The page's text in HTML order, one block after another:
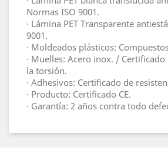
Normas ISO 9001.
· Lámina PET Transparente
9001.
· Moldeados plásticos:
· Muelles: Acero inox. /
la torsión.
· Adhesivos: Certificado de
· Producto: Certificado CE.
· Garantía: 2 años contra todo